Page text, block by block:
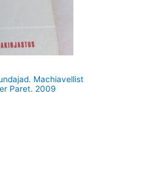
Machiavellist
Paret. 2009